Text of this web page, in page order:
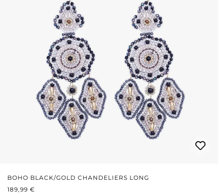
BOHO BLACK/GOLD CHANDELIERS LONG
REGULÄRER PREIS:
189,99 €